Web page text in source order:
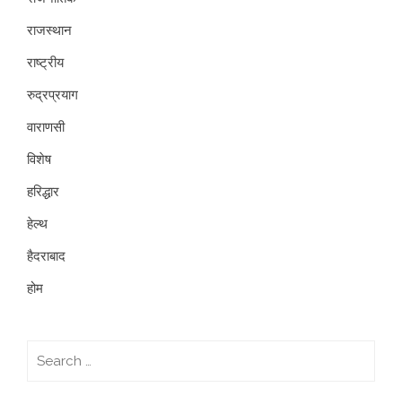
राजस्थान
राष्ट्रीय
रुद्रप्रयाग
वाराणसी
विशेष
हरिद्धार
हेल्थ
हैदराबाद
होम